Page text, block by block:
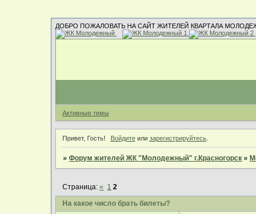
ДОБРО ПОЖАЛОВАТЬ НА САЙТ ЖИТЕЛЕЙ КВАРТАЛА
Активные темы
Привет, Гость! Войдитеили зарегистрируйтесь.
»Форум жителей ЖК "Молодежный" г.Красногорск »
На какое число брать билеты?
Страница:« 1 2